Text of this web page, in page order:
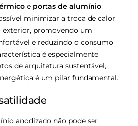
e portas de alumínio
minimizar a troca de calor
exterior, promovendo um
e reduzindo o consumo
é especialmente
de arquitetura sustentável,
é um pilar fundamental.
anodizado não pode ser